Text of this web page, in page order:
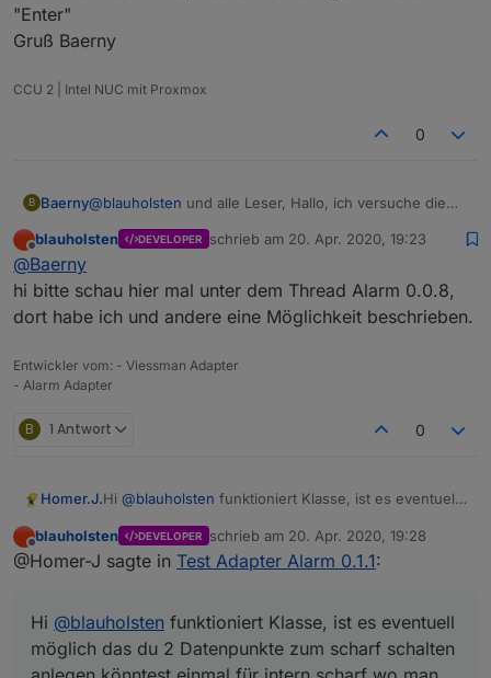
"Enter"
Gruß Baerny
CCU 2 | Intel NUC mit Proxmox
0
B Baerny@blauholsten
einer einen Tipp für mich, wie ich es anstellen kann,
Adapter zu übergeben. Wenn ich das Passwort direkt
in den Datenpunkt "toogle_Password" eingebe und das
Häckchen setze wird die Anlage aktiviert bzw.
"Enter"
Gruß Baerny
Offline
blauholsten DEVELOPER schrieb am 20. Apr. 2020, 19:23
zuletzt editiert von
@Baerny
hi bitte schau hier mal unter dem Thread Alarm 0.0.8,
dort habe ich und andere eine Möglichkeit beschrieben.
Entwickler vom: - Viessman Adapter
- Alarm Adapter
B 1 Antwort 0
Homer.J.Hi @blauholsten funktioniert Klasse, ist es eventuell
anlegen könntest einmal für intern scharf wo man
z.B. die Fensterkontakte reinpackt und einmal für
Datenpunkt zum schalten einer Innensirene bei
Auslösung wäre auch schön.
Grüße
Offline
blauholsten DEVELOPER schrieb am 20. Apr. 2020, 19:28
zuletzt editiert von
@Homer-J sagte in Test Adapter Alarm 0.1.1:
Hi @blauholsten funktioniert Klasse, ist es eventuell
möglich das du 2 Datenpunkte zum scharf schalten